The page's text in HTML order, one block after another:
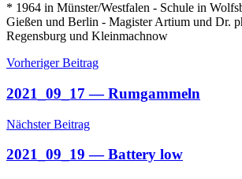
* 1964 in Münster/Westfalen - Schule in
Gießen und Berlin - Magister Artium und Dr.
Regensburg und Kleinmachnow
Beitragsnavigation
Vorheriger Beitrag
2021_09_17 — Rumgammeln
Nächster Beitrag
2021_09_19 — Battery low